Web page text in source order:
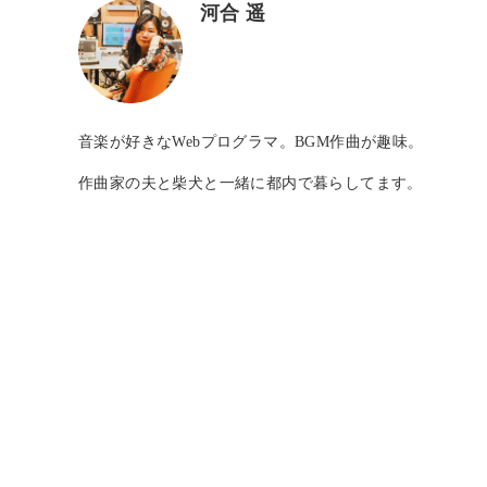
河合 遥
音楽が好きなWebプログラマ。BGM作曲が趣味。
作曲家の夫と柴犬と一緒に都内で暮らしてます。